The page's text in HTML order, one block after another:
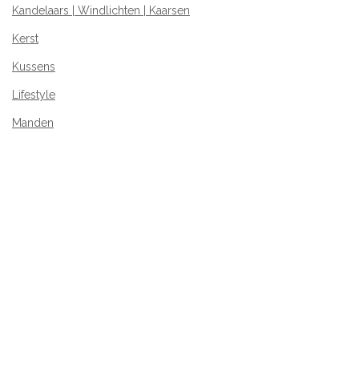
Kandelaars | Windlichten | Kaarsen
Kerst
Kussens
Lifestyle
Manden